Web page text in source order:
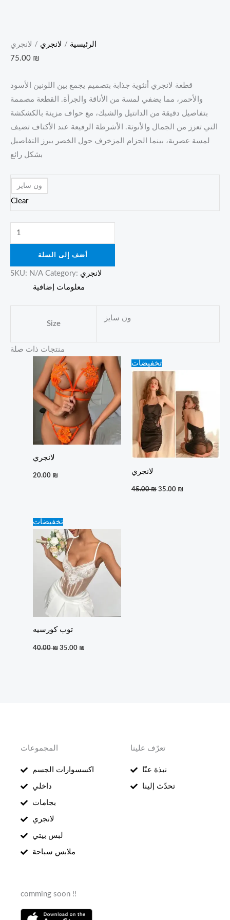
الرئيسية / لانجري / لانجري
75.00 ₪
قطعة لانجري أنثوية جذابة بتصميم يجمع بين اللونين الأسود
والأحمر، مما يضفي لمسة من الأناقة والجرأة. القطعة مصممة
بتفاصيل دقيقة من الدانتيل والشبك، مع حواف مزينة بالكشكشة
التي تعزز من الجمال والأنوثة. الأشرطة الرفيعة عند الأكتاف تضيف
لمسة عصرية، بينما الحزام المزخرف حول الخصر يبرز التفاصيل
بشكل رائع
ون سايز
Clear
أضف إلى السلة
SKU: N/A Category: لانجري
معلومات إضافية
Size
ون سايز
منتجات ذات صلة
لانجري
20.00 ₪
تخفيضات
لانجري
45.00₪
Original
price
was:
45.00 ₪.
35.00 ₪
تخفيضات
توب كورسيه
40.00₪
Original
price
was:
40.00 ₪.
35.00 ₪
35.00 ₪.
المجموعات
اكسسوارات الجسم
داخلي
بجامات
لانجري
لبس بيتي
ملابس سباحة
تعرّف علينا
نبذة عنّا
تحدّث إلينا
comming soon !!